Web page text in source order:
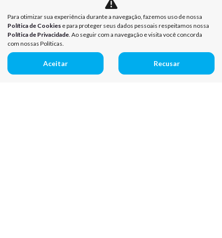
Para otimizar sua experiência durante a navegação, fazemos uso de nossa
Política de Cookies e para proteger seus dados pessoais respeitamos nossa
Política de Privacidade. Ao seguir com a navegação e visita você concorda
com nossas Políticas.
Aceitar Recusar